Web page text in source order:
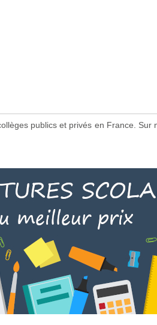
publics et privés en France.